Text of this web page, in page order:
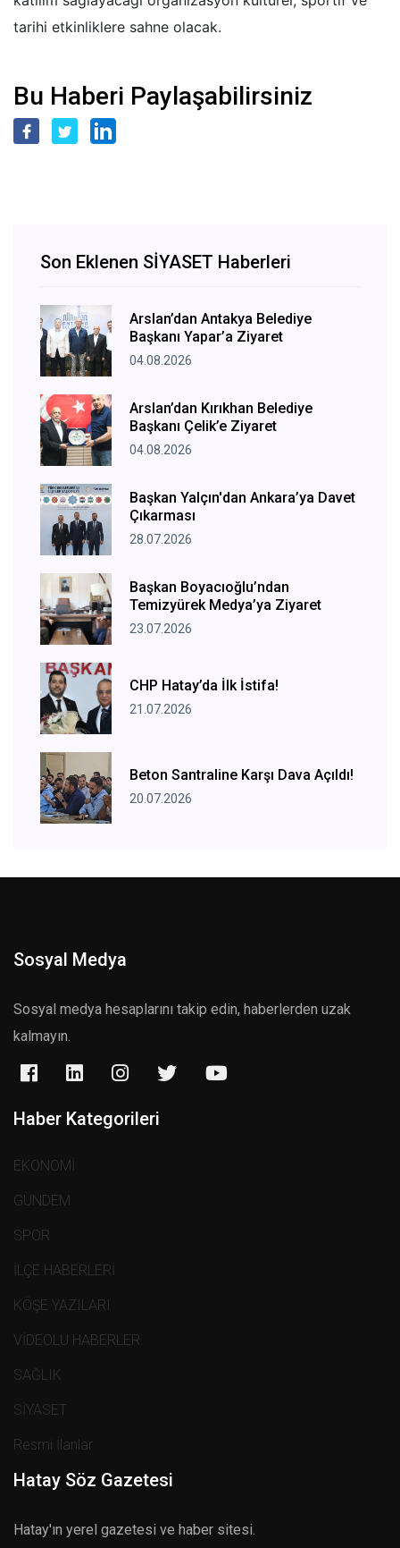
tarihi etkinliklere sahne olacak.
Bu Haberi Paylaşabilirsiniz
Son Eklenen SİYASET Haberleri
Arslan’dan Antakya Belediye
Başkanı Yapar’a Ziyaret
04.08.2026
Arslan’dan Kırıkhan Belediye
Başkanı Çelik’e Ziyaret
04.08.2026
Başkan Yalçın'dan Ankara’ya Davet
Çıkarması
28.07.2026
Başkan Boyacıoğlu’ndan
Temizyürek Medya’ya Ziyaret
23.07.2026
CHP Hatay’da İlk İstifa!
21.07.2026
Beton Santraline Karşı Dava Açıldı!
20.07.2026
Sosyal Medya
Sosyal medya hesaplarını takip edin, haberlerden uzak
kalmayın.
Haber Kategorileri
EKONOMİ
GÜNDEM
SPOR
İLÇE HABERLERİ
KÖŞE YAZILARI
VİDEOLU HABERLER
SAĞLIK
SİYASET
Resmi İlanlar
Hatay Söz Gazetesi
Hatay'ın yerel gazetesi ve haber sitesi.